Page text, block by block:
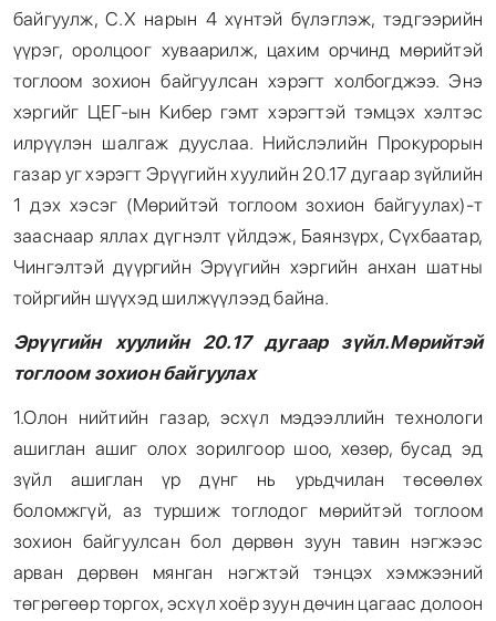
байгуулж, С.Х нарын 4 хүнтэй бүлэглэж, тэдгээрийн
үүрэг, оролцоог хуваарилж, цахим орчинд мөрийтэй
тоглоом зохион байгуулсан хэрэгт холбогджээ. Энэ
хэргийг ЦЕГ-ын Кибер гэмт хэрэгтэй тэмцэх хэлтэс
илрүүлэн шалгаж дууслаа. Нийслэлийн Прокурорын
газар уг хэрэгт Эрүүгийн хуулийн 20.17 дугаар зүйлийн
1 дэх хэсэг (Мөрийтэй тоглоом зохион байгуулах)-т
зааснаар яллах дүгнэлт үйлдэж, Баянзүрх, Сүхбаатар,
Чингэлтэй дүүргийн Эрүүгийн хэргийн анхан шатны
тойргийн шүүхэд шилжүүлээд байна.
Эрүүгийн хуулийн 20.17 дугаар зүйл.Мөрийтэй
тоглоом зохион байгуулах
1.Олон нийтийн газар, эсхүл мэдээллийн технологи
ашиглан ашиг олох зорилгоор шоо, хөзөр, бусад эд
зүйл ашиглан үр дүнг нь урьдчилан төсөөлөх
боломжгүй, аз туршиж тоглодог мөрийтэй тоглоом
зохион байгуулсан бол дөрвөн зуун тавин нэгжээс
арван дөрвөн мянган нэгжтэй тэнцэх хэмжээний
төгрөгөөр торгох, эсхүл хоёр зуун дөчин цагаас долоон